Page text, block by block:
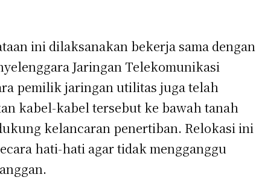
ini dilaksanakan bekerja sama dengan
Jaringan Telekomunikasi
pemilik jaringan utilitas juga telah
kabel-kabel tersebut ke bawah tanah
kelancaran penertiban. Relokasi ini
hati-hati agar tidak mengganggu